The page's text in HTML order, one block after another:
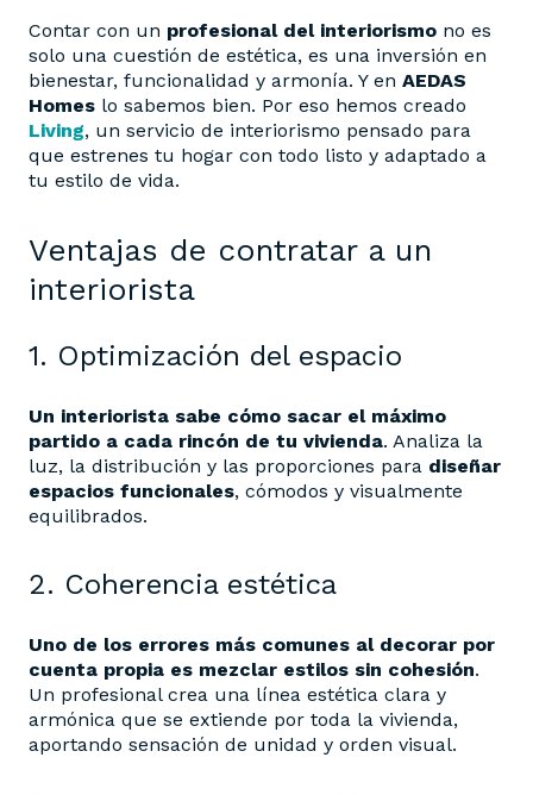
Contar con un profesional del interiorismo no es
solo una cuestión de estética, es una inversión en
bienestar, funcionalidad y armonía. Y en AEDAS
Homes lo sabemos bien. Por eso hemos creado
Living, un servicio de interiorismo pensado para
que estrenes tu hogar con todo listo y adaptado a
tu estilo de vida.
Ventajas de contratar a un
interiorista
1. Optimización del espacio
Un interiorista sabe cómo sacar el máximo
partido a cada rincón de tu vivienda. Analiza la
luz, la distribución y las proporciones para diseñar
espacios funcionales, cómodos y visualmente
equilibrados.
2. Coherencia estética
Uno de los errores más comunes al decorar por
cuenta propia es mezclar estilos sin cohesión.
Un profesional crea una línea estética clara y
armónica que se extiende por toda la vivienda,
aportando sensación de unidad y orden visual.